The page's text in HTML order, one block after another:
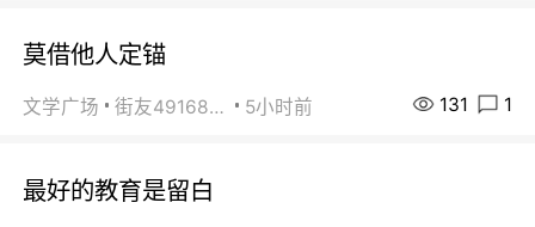
莫借他人定锚
文学广场 街友49168527 5小时前 131 1
最好的教育是留白